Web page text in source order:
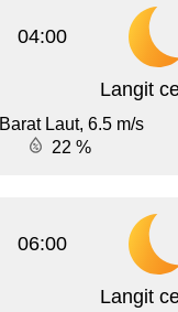
04:00
Langit
Barat Laut, 6.5 m/s
22 %
06:00
Langit